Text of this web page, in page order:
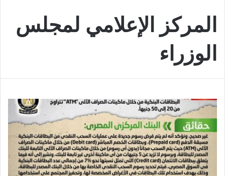
المركز الإعلامي لمجلس
الوزراء